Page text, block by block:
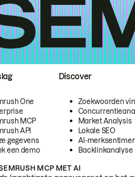
One
MCP
API
gegevens
een demo
Discover
Zoekwoorden
Market Analysis
Lokale SEO
AI-
Backlinkanalyse
MCP MET AI